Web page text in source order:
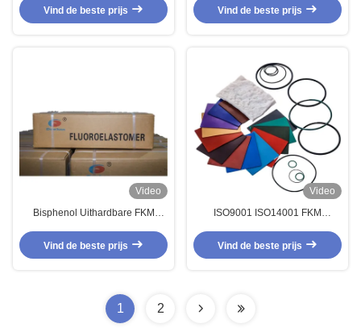
Rubbersamenstellingen met
hoge weerstand van FKM
Vind de beste prijs
ISO14001 IATF16949 van FKM
Peroxyde
Vind de beste prijs
Video
Bisphenol Uithardbare FKM
Temperatuurbestendigheid en
Reukloze Eigenschappen voor
Vind de beste prijs
Video
ISO9001 ISO14001 FKM
Hoogtemperatuur Voor Olie slang
Vind de beste prijs
1 2